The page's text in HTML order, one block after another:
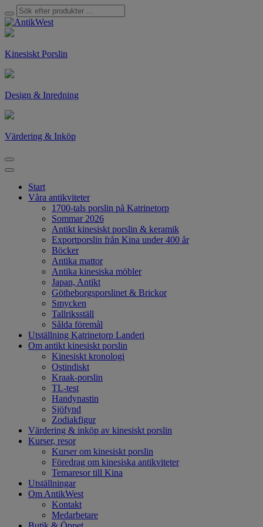
Kinesiskt Porslin
Design & Inredning
Värdering & Inköp
Start
Våra antikviteter
1700-tals porslin på Katrinetorp
Sommar 2026
Antikt kinesiskt porslin & keramik
Exportporslin från Kina under 400 år
Böcker
Antika mattor
Antika kinesiska möbler
Japan, Antikt
Götheborgsporslinet & Brickor
Smycken
Tallriksställ
Sålda föremål
Utställning Katrinetorp Landeri
Om antikt kinesiskt porslin
Kinesiskt kronologi
Ostindiskt
Kraak-porslin
TL-test
Handynastin
Sjöfynd
Zodiakfigur
Värdering & inköp av kinesiskt porslin
Kurser, resor
Kurser om kinesiskt porslin
Föredrag om kinesiska antikviteter
Temaresor till Kina
Utställningar
Om AntikWest
Kontakt
Medarbetare